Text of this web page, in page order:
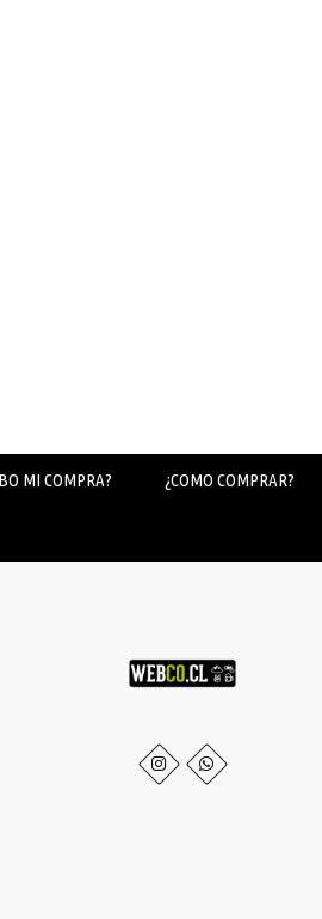
MI COMPRA? ¿COMO COMPRAR?